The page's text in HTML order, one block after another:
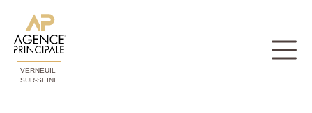
VERNEUIL-
SUR-SEINE